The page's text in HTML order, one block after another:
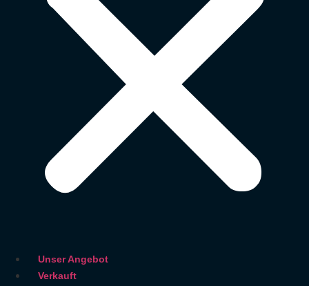
Unser Angebot
Verkauft